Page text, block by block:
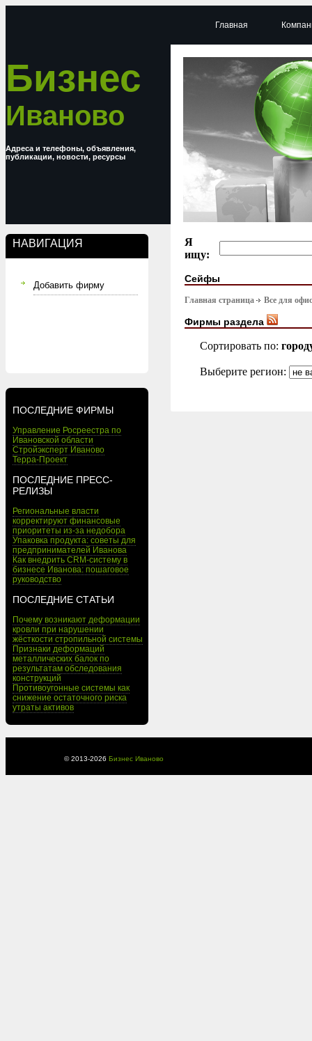
Бизнес
Иваново
Адреса и телефоны, объявления,
публикации, новости, ресурсы
НАВИГАЦИЯ
Добавить фирму
ПОСЛЕДНИЕ ФИРМЫ
Управление Росреестра по
Ивановской области
Стройэксперт Иваново
Терра-Проект
ПОСЛЕДНИЕ ПРЕСС-
РЕЛИЗЫ
Региональные власти
корректируют финансовые
приоритеты из-за недобора
Упаковка продукта: советы для
предпринимателей Иванова
Как внедрить CRM-систему в
бизнесе Иванова: пошаговое
руководство
ПОСЛЕДНИЕ СТАТЬИ
Почему возникают деформации
кровли при нарушении
жёсткости стропильной системы
Признаки деформаций
металлических балок по
результатам обследования
конструкций
Противоугонные системы как
снижение остаточного риска
утраты активов
Главная
Я
ищу:
Сейфы
Главная страница Все для
Фирмы раздела
Сортировать по:
Выберите регион:
© 2013-2026 Бизнес Иваново